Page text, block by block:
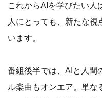
これからAIを学びたい人
人にとっても、新たな視
います。
番組後半では、AIと人間
ル楽曲もオンエア。単な